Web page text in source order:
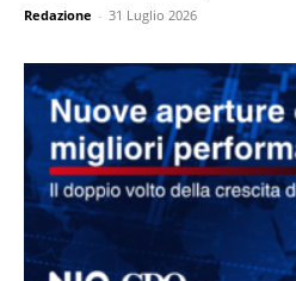
Redazione - 31 Luglio 2026